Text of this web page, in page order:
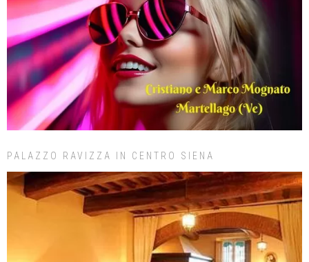
PALAZZO RAVIZZA IN CENTRO SIENA